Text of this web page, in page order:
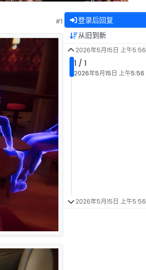
#1 登录后回复
从旧到新
2026年5月15日 上午5:56
1 / 1
2026年5月15日 上午5:56
2026年5月15日 上午5:56